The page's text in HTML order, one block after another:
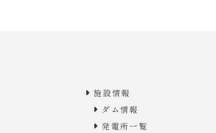
施設情報
ダム情報
発電所一覧